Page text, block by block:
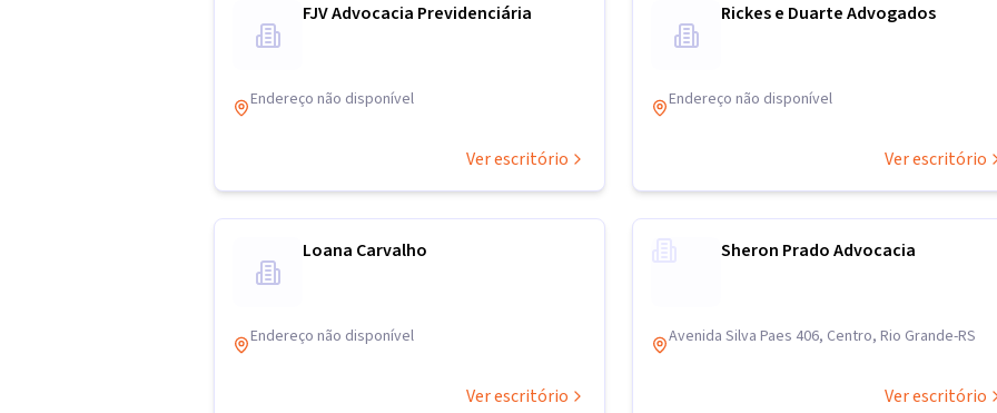
FJV Advocacia Previdenciária
Endereço não disponível
Ver escritório
Rickes e Duarte Advogados
Endereço não disponível
Ver escritório
Loana Carvalho
Endereço não disponível
Ver escritório
Sheron Prado Advocacia
Avenida Silva Paes 406, Centro, Rio Grande-RS
Ver escritório